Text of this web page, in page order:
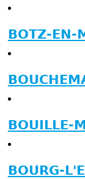
BOTZ-EN-
BOUILLE-
BOURG-